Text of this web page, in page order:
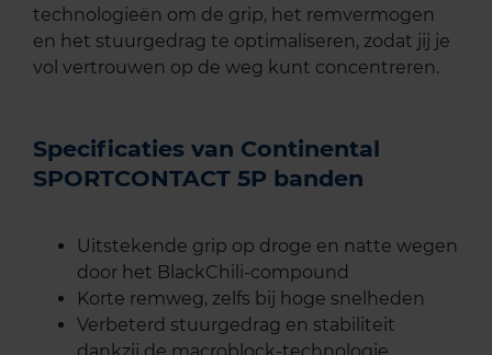
technologieën om de grip, het remvermogen
en het stuurgedrag te optimaliseren, zodat jij je
vol vertrouwen op de weg kunt concentreren.
Specificaties van Continental
SPORTCONTACT 5P banden
Uitstekende grip op droge en natte wegen
door het BlackChili-compound
Korte remweg, zelfs bij hoge snelheden
Verbeterd stuurgedrag en stabiliteit